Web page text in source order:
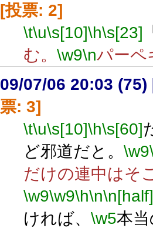
[投票: 2]
\t\u\s[10]\h\s[23]
む。 \w9\nパーペ
09/07/06 20:03 (75)
票: 3]
\t\u\s[10]\h\s[60]
ど邪道だと。 \w9
だけの連中はそ
\w9\w9\h\n\n[half]
ければ、 \w5本